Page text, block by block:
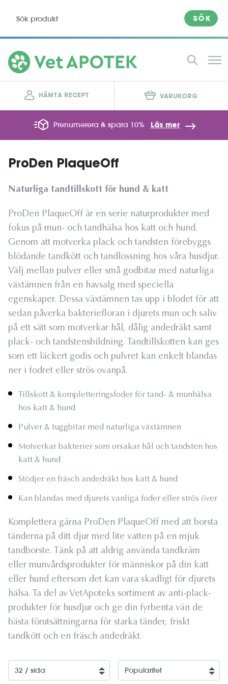
SÖK
HÄMTA RECEPT VARUKORG
Prenumerera & spara 10% Läs mer
ProDen PlaqueOff
Naturliga tandtillskott för hund & katt
ProDen PlaqueOff är en serie naturprodukter med
fokus på mun- och tandhälsa hos katt och hund.
Genom att motverka plack och tandsten förebyggs
blödande tandkött och tandlossning hos våra husdjur.
Välj mellan pulver eller små godbitar med naturliga
växtämnen från en havsalg med speciella
egenskaper. Dessa växtämnen tas upp i blodet för att
sedan påverka bakteriefloran i djurets mun och saliv
på ett sätt som motverkar hål, dålig andedräkt samt
plack- och tandstensbildning. Tandtillskotten kan ges
som ett läckert godis och pulvret kan enkelt blandas
ner i fodret eller strös ovanpå.
Tillskott & kompletteringsfoder för tand- & munhälsa
hos katt & hund
Pulver & tuggbitar med naturliga växtämnen
Motverkar bakterier som orsakar hål och tandsten hos
katt & hund
Stödjer en fräsch andedräkt hos katt & hund
Kan blandas med djurets vanliga foder eller strös över
Komplettera gärna ProDen PlaqueOff med att borsta
tänderna på ditt djur med lite vatten på en mjuk
tandborste. Tänk på att aldrig använda tandkräm
eller munvårdsprodukter för människor på din katt
eller hund eftersom det kan vara skadligt för djurets
hälsa. Ta del av VetApoteks sortiment av anti-plack-
produkter för husdjur och ge din fyrbenta vän de
bästa förutsättningarna för starka tänder, friskt
tandkött och en fräsch andedräkt.